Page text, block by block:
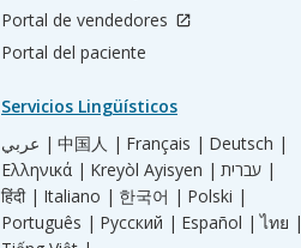
Portal de vendedores
Portal del paciente
Servicios Lingüísticos
عربي | 中国人 | Français | Deutsch |
Ελληνικά | Kreyòl Ayisyen |
עברית |
हिंदी | Italiano | 한국어 | Polski |
Português | Русский | Español | ไทย |